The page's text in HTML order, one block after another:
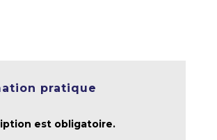
pratique
est obligatoire.